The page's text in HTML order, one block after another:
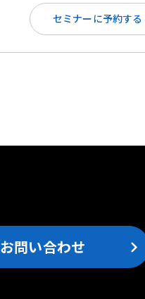
セミナーに予約する
お問い合わせ